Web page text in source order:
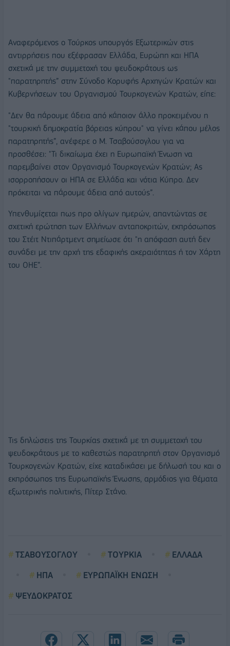
Αναφερόμενος ο Τούρκος υπουργός Εξωτερικών στις
αντιρρήσεις που εξέφρασαν Ελλάδα, Ευρώπη και ΗΠΑ
σχετικά με την συμμετοχή του ψευδοκράτους ως
"παρατηρητής” στην Σύνοδο Κορυφής Αρχηγών Κρατών και
Κυβερνήσεων του Οργανισμού Τουρκογενών Κρατών, είπε:
"Δεν θα πάρουμε άδεια από κάποιον άλλο προκειμένου η
"τουρκική δημοκρατία βόρειας κύπρου" να γίνει κάπου μέλος
παρατηρητής”, ανέφερε ο Μ. Τσαβούσογλου για να
προσθέσει: "Τι δικαίωμα έχει η Ευρωπαϊκή Ένωση να
παρεμβαίνει στον Οργανισμό Τουρκογενών Κρατών; Ας
ισορροπήσουν οι ΗΠΑ σε Ελλάδα και νότια Κύπρο. Δεν
πρόκειται να πάρουμε άδεια από αυτούς”.
Υπενθυμίζεται πως προ ολίγων ημερών, απαντώντας σε
σχετική ερώτηση των Ελλήνων ανταποκριτών, εκπρόσωπος
του Στέιτ Ντιπάρτμεντ σημείωσε ότι "η απόφαση αυτή δεν
συνάδει με την αρχή της εδαφικής ακεραιότητας ή τον Χάρτη
του ΟΗΕ”.
Τις δηλώσεις της Τουρκίας σχετικά με τη συμμετοχή του
ψευδοκράτους με το καθεστώς παρατηρητή στον Οργανισμό
Τουρκογενών Κρατών, είχε καταδικάσει με δήλωσή του και ο
εκπρόσωπος της Ευρωπαϊκής Ένωσης, αρμόδιος για θέματα
εξωτερικής πολιτικής, Πίτερ Στάνο.
ΤΣΑΒΟΥΣΟΓΛΟΥ ΤΟΥΡΚΙΑ
ΕΛΛΑΔΑ
ΗΠΑ
ΕΥΡΩΠΑΪΚΗ ΕΝΩΣΗ
ΨΕΥΔΟΚΡΑΤΟΣ